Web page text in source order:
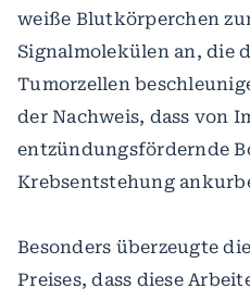
weiße Blutkörperchen
Signalmolekülen an, die
Tumorzellen
der Nachweis, dass von
entzündungsfördernde
Krebsentstehung
Besonders überzeugte
Preises, dass diese